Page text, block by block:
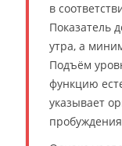
в
Показатель
утра, а
Подъём
функцию
указывает